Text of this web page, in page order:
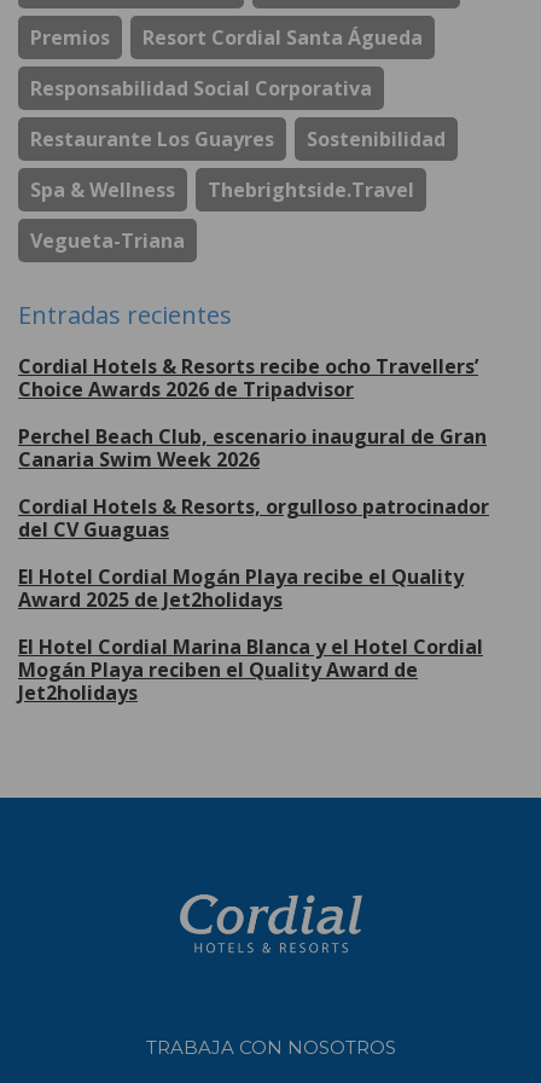
Premios
Resort Cordial Santa Águeda
Responsabilidad Social Corporativa
Restaurante Los Guayres
Sostenibilidad
Spa & Wellness
Thebrightside.travel
Vegueta-Triana
Entradas recientes
Cordial Hotels & Resorts recibe ocho Travellers’
Choice Awards 2026 de Tripadvisor
Perchel Beach Club, escenario inaugural de Gran
Canaria Swim Week 2026
Cordial Hotels & Resorts, orgulloso patrocinador
del CV Guaguas
El Hotel Cordial Mogán Playa recibe el Quality
Award 2025 de Jet2holidays
El Hotel Cordial Marina Blanca y el Hotel Cordial
Mogán Playa reciben el Quality Award de
Jet2holidays
TRABAJA CON NOSOTROS